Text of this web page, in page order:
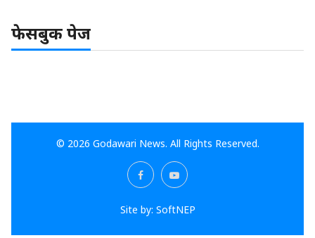
फेसबुक पेज
© 2026 Godawari News. All Rights Reserved.
Site by: SoftNEP